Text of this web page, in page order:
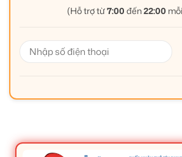
(Hỗ trợ từ7:00 đến22:00